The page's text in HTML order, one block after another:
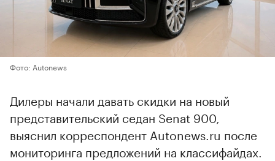
Фото: Autonews
Дилеры начали давать скидки на новый
представительский седан Senat 900,
выяснил корреспондент Autonews.ru после
мониторинга предложений на классифайдах.